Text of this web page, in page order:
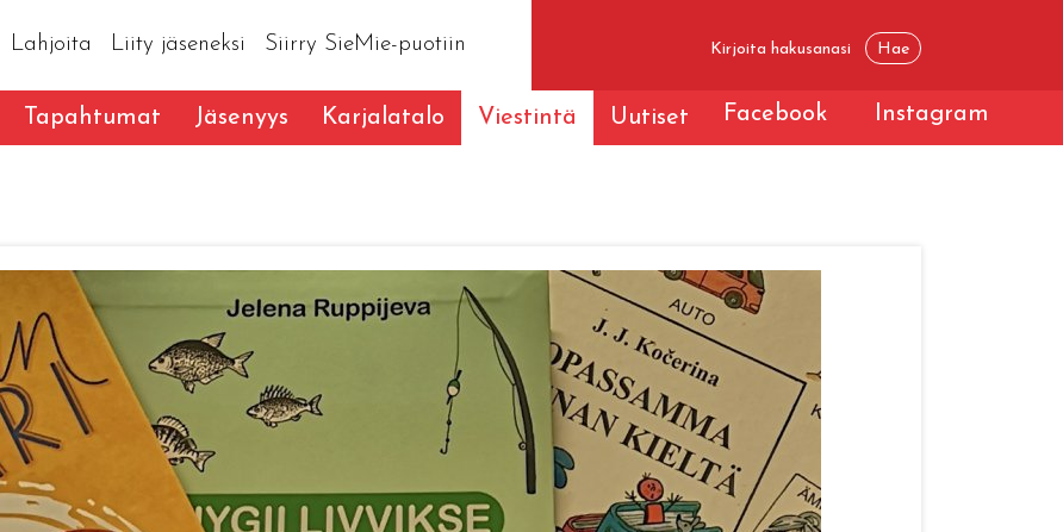
Lahjoita Liity jäseneksi Siirry SieMie-puotiin
Tapahtumat Jäsenyys Karjalatalo Viestintä Uutiset Facebook Instagram